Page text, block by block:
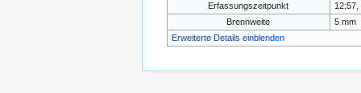
Erfassungszeitpunkt
12:57,
Brennweite
5 mm
Erweiterte Details einblenden